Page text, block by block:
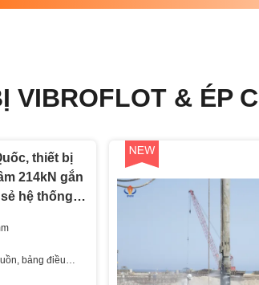
VIBROFLOT & ÉP
thiết bị
214kN gắn
hệ thống
bảng điều